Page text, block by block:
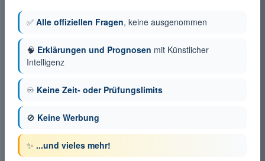
✅ Alle offiziellen Fragen, keine ausgenommen
🧠 Erklärungen und Prognosen mit Künstlicher
Intelligenz
♾️ Keine Zeit- oder Prüfungslimits
🚫 Keine Werbung
✨ ...und vieles mehr!